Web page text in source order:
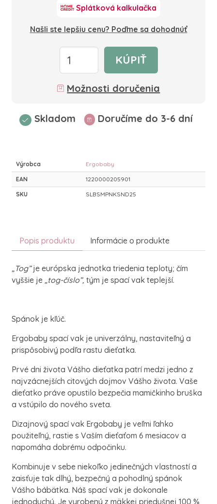
Splátková kalkulačka
Našli ste lepšiu cenu? Poďme sa dohodnúť
KÚPIŤ
Možnosti doručenia
Skladom Doručíme do 3-6 dní
Výrobca Ergobaby
EAN 1220000205901
SKU SLBSMPNKSND25
Popis produktu Informácie o produkte
„Tog”je európska jednotka triedenia teploty; čím
vyššie je „tog-číslo”, tým je spací vak teplejší.
Spánok je kľúč.
Ergobaby spací vak je univerzálny, nastaviteľný a
prispôsobivý podľa rastu dieťatka.
Prvé dni života Vášho dieťatka patrí medzi jedno z
najvzácnejších citových dojmov Vášho života. Vaše
dieťatko práve opustilo bezpečia mamičkinho bruška
a vstúpilo do nového sveta.
Dizajnový spací vak Ergobaby je veľmi ľahko
použiteľný, rastie s Vaším dieťaťom 6 mesiacov a
napomáha dobrému odpočinku.
Kombinuje v sebe niekoľko jedinečných vlastností a
zaisťuje tak dlhý, bezpečný a pohodlný spánok
Vášho bábätka. Náš spací vak je dokonale
jednoduchý. Je vyrobený z mäkkej priedušnej 100 %